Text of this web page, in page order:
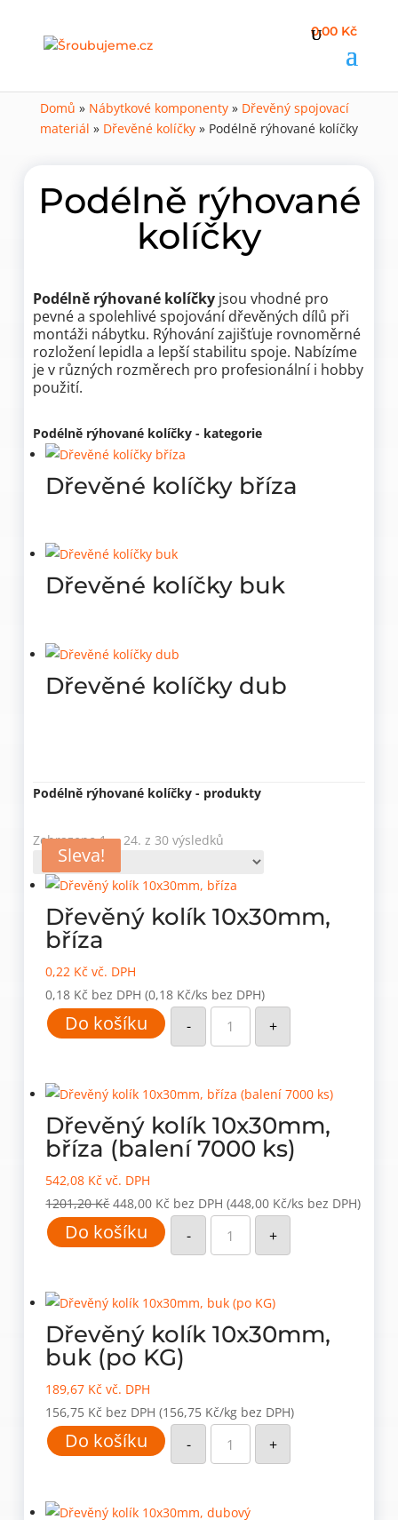
0,00 Kč
Domů » Nábytkové komponenty» Dřevěný spojovací
materiál » Dřevěné kolíčky» Podélně rýhované kolíčky
Podélně rýhované
kolíčky
Podélně rýhované kolíčky jsou vhodné pro
pevné a spolehlivé spojování dřevěných dílů při
montáži nábytku. Rýhování zajišťuje rovnoměrné
rozložení lepidla a lepší stabilitu spoje. Nabízíme
je v různých rozměrech pro profesionální i hobby
použití.
Podélně rýhované kolíčky - kategorie
Dřevěné kolíčky bříza
Dřevěné kolíčky buk
Dřevěné kolíčky dub
Podélně rýhované kolíčky - produkty
Zobrazeno 1. – 24. z 30 výsledků
Dřevěný kolík 10x30mm,
bříza
0,22 Kč vč. DPH
0,18 Kč bez DPH (0,18 Kč/ks bez DPH)
Do košíku -
Dřevěný
kolík
10x30mm,
bříza
+
Sleva!
Dřevěný kolík 10x30mm,
bříza (balení 7000 ks)
542,08 Kč vč. DPH
1201,20KčPůvodní
cena
byla:
448,00 Kč Aktuální
je:
bez DPH (448,00 Kč/ks bez DPH)
Do košíku -
Dřevěný
kolík
10x30mm,
bříza
ks)
množství
+
Dřevěný kolík 10x30mm,
buk (po KG)
189,67 Kč vč. DPH
156,75 Kč bez DPH (156,75 Kč/kg bez DPH)
Do košíku -
Dřevěný
kolík
10x30mm,
buk
množství
+
Sleva!
Sleva!